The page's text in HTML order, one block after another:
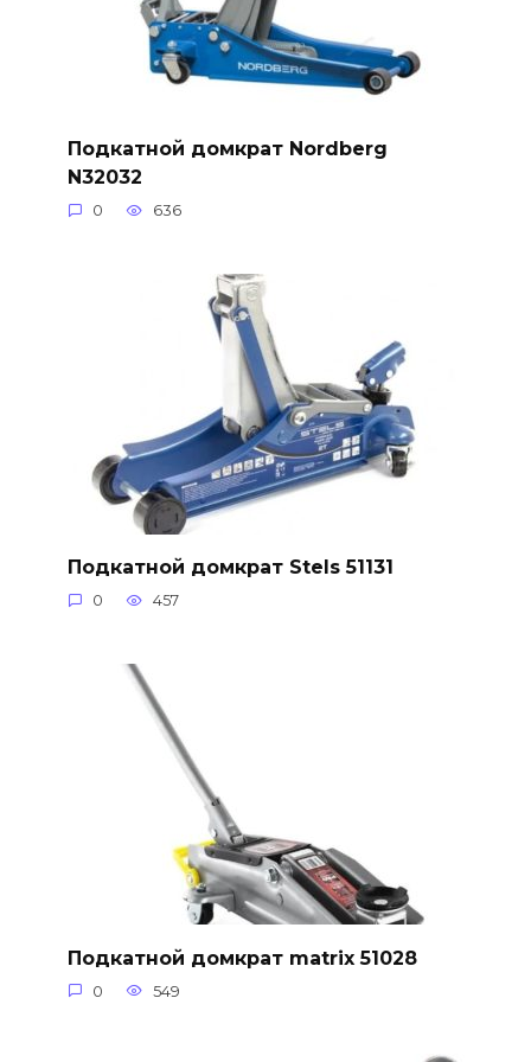
Подкатной домкрат Nordberg
N32032
0 636
Подкатной домкрат Stels 51131
0 457
Подкатной домкрат matrix 51028
0 549